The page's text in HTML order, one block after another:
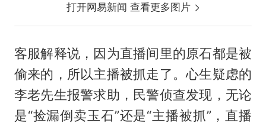
打开网易新闻 查看更多图片
客服解释说，因为直播间里的原石都是被
偷来的，所以主播被抓走了。心生疑虑的
李老先生报警求助，民警侦查发现，无论
是“捡漏倒卖玉石”还是“主播被抓”，直播